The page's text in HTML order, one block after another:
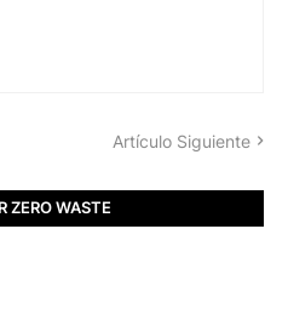
Artículo Siguiente
ZERO WASTE